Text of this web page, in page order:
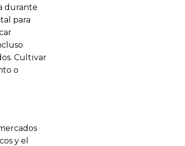
durante
para
Cultivar
o
y el